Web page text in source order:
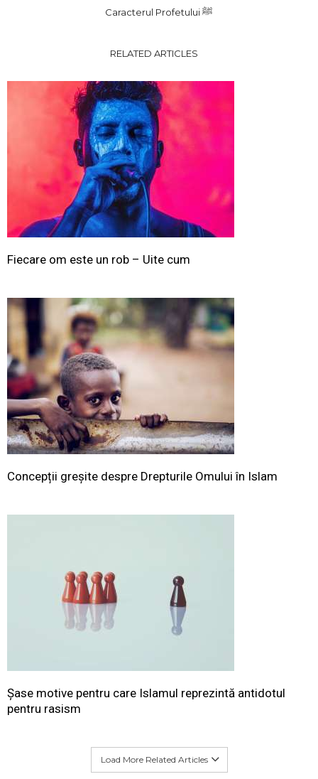
Caracterul Profetului ﷺ
RELATED ARTICLES
Fiecare om este un rob – Uite cum
Concepții greșite despre Drepturile Omului în Islam
Șase motive pentru care Islamul reprezintă antidotul
pentru rasism
Load More Related Articles